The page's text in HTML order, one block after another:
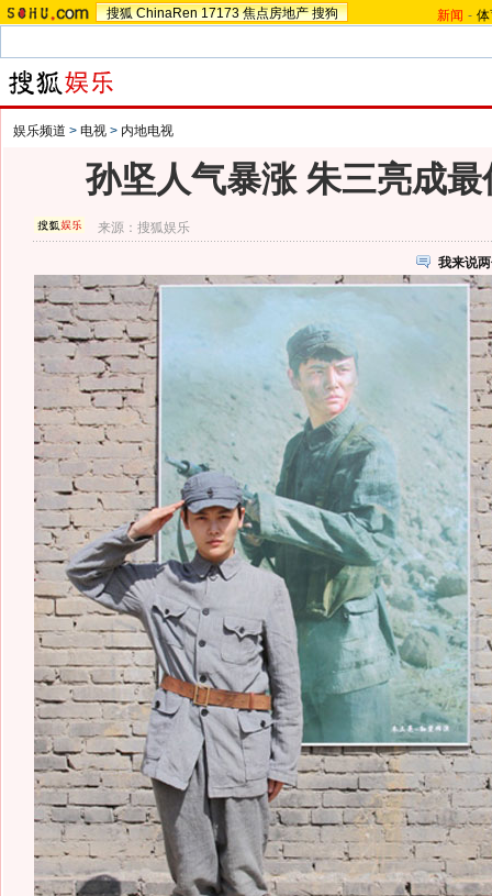
搜狐 ChinaRen 17173 焦点房地产 搜狗 新闻 -
娱乐频道 > 电视 > 内地电视
孙坚人气暴涨 朱三亮成
来源：搜狐娱乐
我来说